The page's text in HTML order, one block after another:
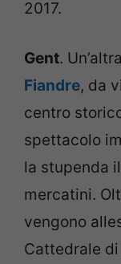
2017.
Gent.
Fiandre, da
centro
spettacolo
la stupenda
mercatini.
vengono
Cattedrale di